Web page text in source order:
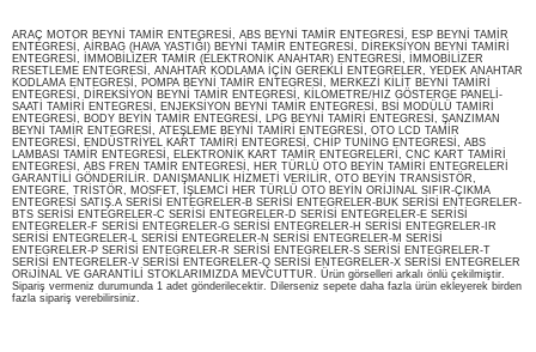
ARAÇ MOTOR BEYNİ TAMİR ENTEGRESİ, ABS BEYNİ TAMİR ENTEGRESİ, ESP BEYNİ TAMİR
ENTEGRESİ, AİRBAG (HAVA YASTIĞI) BEYNİ TAMİR ENTEGRESİ, DİREKSİYON BEYNİ TAMİRİ
ENTEGRESİ, İMMOBİLİZER TAMİR (ELEKTRONİK ANAHTAR) ENTEGRESİ, İMMOBİLİZER
RESETLEME ENTEGRESİ, ANAHTAR KODLAMA İÇİN GEREKLİ ENTEGRELER, YEDEK ANAHTAR
KODLAMA ENTEGRESİ, POMPA BEYNİ TAMİR ENTEGRESİ, MERKEZİ KİLİT BEYNİ TAMİRİ
ENTEGRESİ, DİREKSİYON BEYNİ TAMİR ENTEGRESİ, KİLOMETRE/HIZ GÖSTERGE PANELİ-
SAATİ TAMİRİ ENTEGRESİ, ENJEKSİYON BEYNİ TAMİR ENTEGRESİ, BSİ MODÜLÜ TAMİRİ
ENTEGRESİ, BODY BEYİN TAMİR ENTEGRESİ, LPG BEYNİ TAMİRİ ENTEGRESİ, ŞANZIMAN
BEYNİ TAMİR ENTEGRESİ, ATEŞLEME BEYNİ TAMİRİ ENTEGRESİ, OTO LCD TAMİR
ENTEGRESİ, ENDÜSTRİYEL KART TAMİRİ ENTEGRESİ, CHİP TUNİNG ENTEGRESİ, ABS
LAMBASI TAMİR ENTEGRESİ, ELEKTRONİK KART TAMİR ENTEGRELERİ, CNC KART TAMİRİ
ENTEGRESİ, ABS FREN TAMİR ENTEGRESİ, HER TÜRLÜ OTO BEYİN TAMİRİ ENTEGRELERİ
GARANTİLİ GÖNDERİLİR. DANIŞMANLIK HİZMETİ VERİLİR, OTO BEYİN TRANSİSTÖR,
ENTEGRE, TRİSTÖR, MOSFET, İŞLEMCİ HER TÜRLÜ OTO BEYİN ORİJİNAL SIFIR-ÇIKMA
ENTEGRESİ SATIŞ.A SERİSİ ENTEGRELER-B SERİSİ ENTEGRELER-BUK SERİSİ ENTEGRELER-
BTS SERİSİ ENTEGRELER-C SERİSİ ENTEGRELER-D SERİSİ ENTEGRELER-E SERİSİ
ENTEGRELER-F SERİSİ ENTEGRELER-G SERİSİ ENTEGRELER-H SERİSİ ENTEGRELER-IR
SERİSİ ENTEGRELER-L SERİSİ ENTEGRELER-N SERİSİ ENTEGRELER-M SERİSİ
ENTEGRELER-P SERİSİ ENTEGRELER-R SERİSİ ENTEGRELER-S SERİSİ ENTEGRELER-T
SERİSİ ENTEGRELER-V SERİSİ ENTEGRELER-Q SERİSİ ENTEGRELER-X SERİSİ ENTEGRELER
ORiJİNAL VE GARANTİLİ STOKLARIMIZDA MEVCUTTUR. Ürün görselleri arkalı önlü çekilmiştir.
Sipariş vermeniz durumunda 1 adet gönderilecektir. Dilerseniz sepete daha fazla ürün ekleyerek birden
fazla sipariş verebilirsiniz.